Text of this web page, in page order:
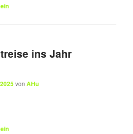
ins Jahr
vonAHu